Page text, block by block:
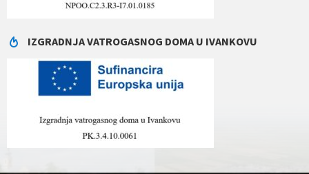
IZGRADNJA VATROGASNOG DOMA U IVANKOVU